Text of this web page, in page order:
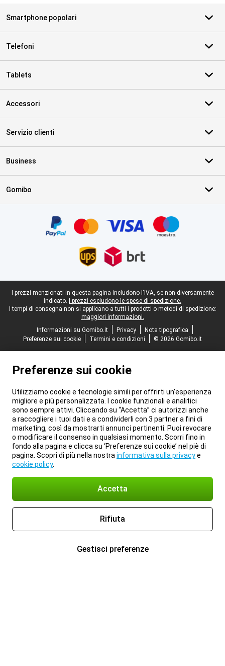
Smartphone popolari
Telefoni
Tablets
Accessori
Servizio clienti
Business
Gomibo
Piè di pagina legale
I prezzi menzionati in questa pagina includono l'IVA, se non diversamente
indicato.
I prezzi escludono le spese di spedizione.
I tempi di consegna non si applicano a tutti i prodotti o metodi di spedizione:
maggiori informazioni.
Informazioni su Gomibo.it
Privacy
Nota tipografica
Preferenze sui cookie
Termini e condizioni © 2026 Gomibo.it
Preferenze sui cookie
Utilizziamo cookie e tecnologie simili per offrirti un’esperienza
migliore e più personalizzata. I cookie funzionali e analitici
sono sempre attivi. Cliccando su “Accetta” ci autorizzi anche
a raccogliere i tuoi dati e a condividerli con 3 partner a fini di
marketing, così da mostrarti annunci pertinenti. Puoi revocare
o modificare il consenso in qualsiasi momento. Scorri fino in
fondo alla pagina e clicca su ‘Preferenze sui cookie’ nel piè di
pagina. Scopri di più nella nostra informativa sulla privacye
cookie policy.
Accetta
Rifiuta
Gestisci preferenze